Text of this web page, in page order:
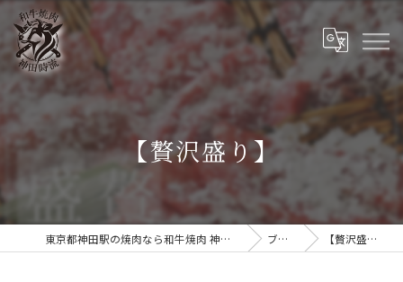
【贅沢盛り】
東京都神田駅の焼肉なら和牛焼肉 神田時流 ブログ 【贅沢盛り】